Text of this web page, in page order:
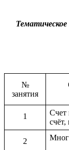
№
занятия
1
Счет
счёт,
2